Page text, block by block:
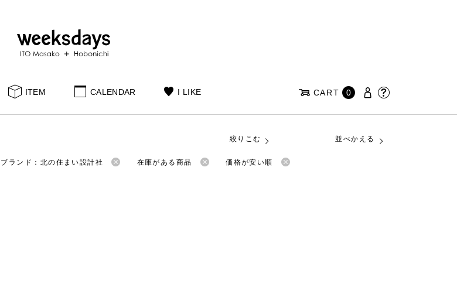
ITEM CALENDAR I LIKE CART 0
絞りこむ 並べかえる
ブランド：北の住まい設計社 在庫がある商品 価格が安い順